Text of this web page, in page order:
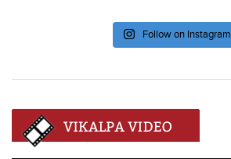
Follow on Instagram